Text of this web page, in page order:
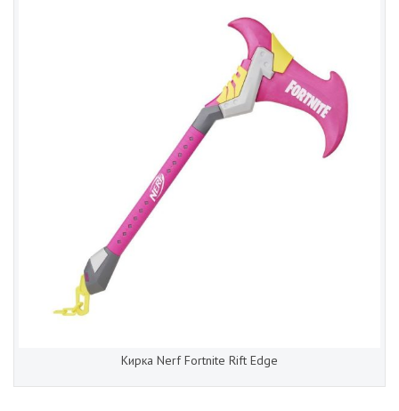
Кирка Nerf Fortnite Rift Edge